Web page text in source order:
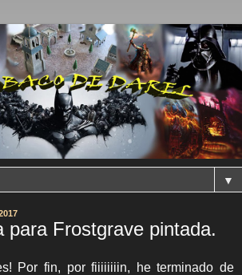
▼
para Frostgrave pintada.
Por fin, por fiiiiiiiin, he terminado de